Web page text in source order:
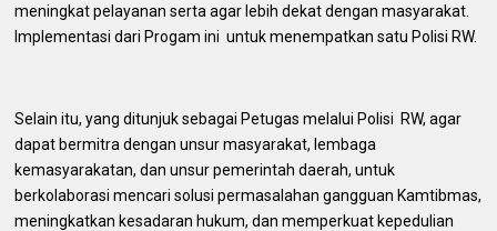
meningkat pelayanan serta agar lebih dekat dengan masyarakat.
Implementasi dari Progam ini untuk menempatkan satu Polisi RW.
Selain itu, yang ditunjuk sebagai Petugas melalui Polisi RW, agar
dapat bermitra dengan unsur masyarakat, lembaga
kemasyarakatan, dan unsur pemerintah daerah, untuk
berkolaborasi mencari solusi permasalahan gangguan Kamtibmas,
meningkatkan kesadaran hukum, dan memperkuat kepedulian